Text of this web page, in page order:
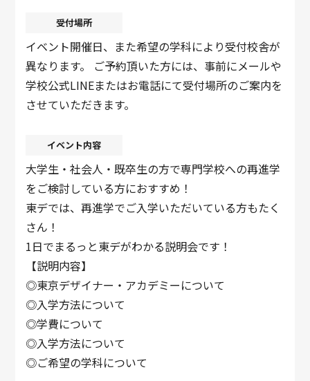
受付場所
イベント開催日、また希望の学科により受付校舎が
異なります。 ご予約頂いた方には、事前にメールや
学校公式LINEまたはお電話にて受付場所のご案内を
させていただきます。
イベント内容
大学生・社会人・既卒生の方で専門学校への再進学
をご検討している方におすすめ！
東デでは、再進学でご入学いただいている方もたく
さん！
1日でまるっと東デがわかる説明会です！
【説明内容】
◎東京デザイナー・アカデミーについて
◎入学方法について
◎学費について
◎入学方法について
◎ご希望の学科について